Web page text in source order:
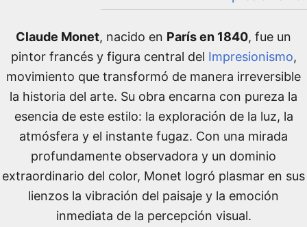
Claude Monet, nacido en París en 1840, fue un
pintor francés y figura central del Impresionismo,
movimiento que transformó de manera irreversible
la historia del arte. Su obra encarna con pureza la
esencia de este estilo: la exploración de la luz, la
atmósfera y el instante fugaz. Con una mirada
profundamente observadora y un dominio
extraordinario del color, Monet logró plasmar en sus
lienzos la vibración del paisaje y la emoción
inmediata de la percepción visual.